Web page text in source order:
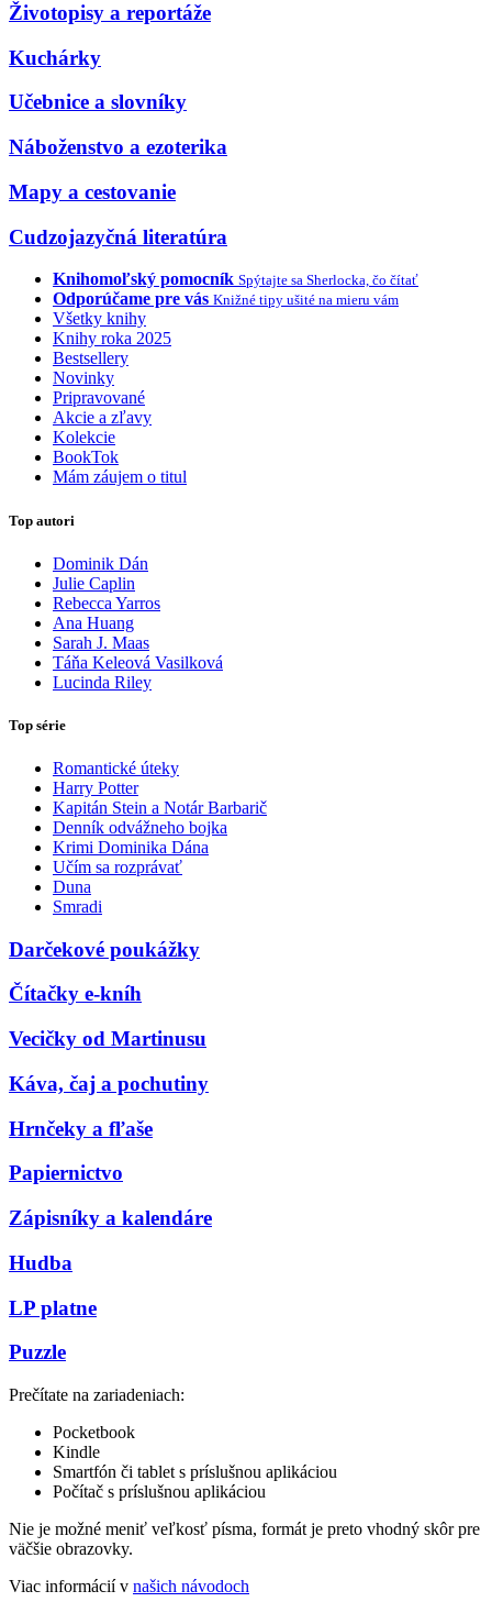
Životopisy a reportáže
Kuchárky
Učebnice a slovníky
Náboženstvo a ezoterika
Mapy a cestovanie
Cudzojazyčná literatúra
Knihomoľský pomocník Spýtajte sa Sherlocka, čo čítať
Odporúčame pre vás Knižné tipy ušité na mieru vám
Všetky knihy
Knihy roka 2025
Bestsellery
Novinky
Pripravované
Akcie a zľavy
Kolekcie
BookTok
Mám záujem o titul
Top autori
Dominik Dán
Julie Caplin
Rebecca Yarros
Ana Huang
Sarah J. Maas
Táňa Keleová Vasilková
Lucinda Riley
Top série
Romantické úteky
Harry Potter
Kapitán Stein a Notár Barbarič
Denník odvážneho bojka
Krimi Dominika Dána
Učím sa rozprávať
Duna
Smradi
Darčekové poukážky
Čítačky e-kníh
Vecičky od Martinusu
Káva, čaj a pochutiny
Hrnčeky a fľaše
Papiernictvo
Zápisníky a kalendáre
Hudba
LP platne
Puzzle
Prečítate na zariadeniach:
Pocketbook
Kindle
Smartfón či tablet s príslušnou aplikáciou
Počítač s príslušnou aplikáciou
Nie je možné meniť veľkosť písma, formát je preto vhodný skôr pre
väčšie obrazovky.
Viac informácií v našich návodoch